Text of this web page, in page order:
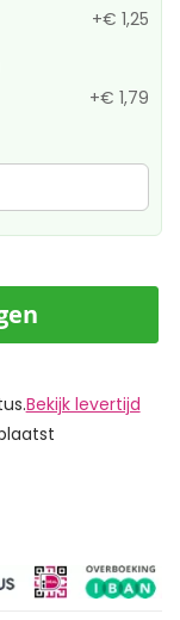
+€ 1,25
+€ 1,79
Bekijk levertijd